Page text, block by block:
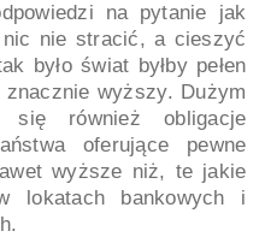
na pytanie jak
nie stracić, a cieszyć
było świat byłby pełen
wyższy. Dużym
się również obligacje
oferujące pewne
wyższe niż, te jakie
lokatach bankowych i